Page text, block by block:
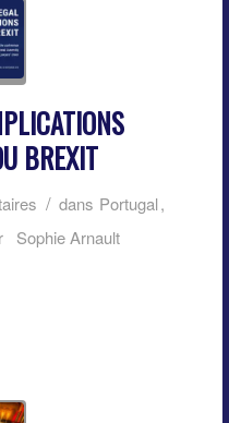
BREXIT
/ dans Portugal,
Sophie Arnault